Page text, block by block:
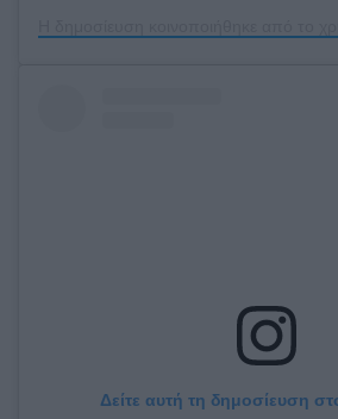
Δείτε αυτή τη δημοσίευση